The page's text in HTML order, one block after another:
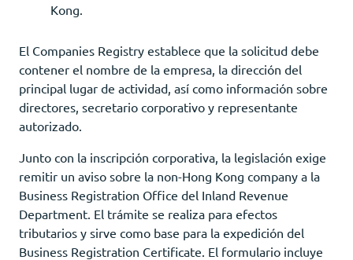
Kong.
El Companies Registry establece que la solicitud debe
contener el nombre de la empresa, la dirección del
principal lugar de actividad, así como información sobre
directores, secretario corporativo y representante
autorizado.
Junto con la inscripción corporativa, la legislación exige
remitir un aviso sobre la non-Hong Kong company a la
Business Registration Office del Inland Revenue
Department. El trámite se realiza para efectos
tributarios y sirve como base para la expedición del
Business Registration Certificate. El formulario incluye